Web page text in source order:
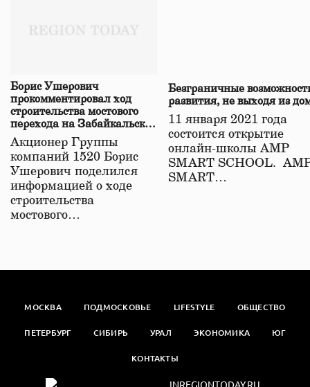
Борис Ушерович
прокомментировал ход
строительства мостового
перехода на Забайкальской
железной дороге
Акционер Группы
компаний 1520 Борис
Ушерович поделился
информацией о ходе
строительства
мостового…
Безграничные
развития, не выходя из
11 января 2021 года
состоится открытие
онлайн-школы АМР
SMART SCHOOL.
SMART…
МОСКВА ПОДМОСКОВЬЕ LIFESTYLE ОБЩЕСТВО
ПЕТЕРБУРГ СИБИРЬ УРАЛ ЭКОНОМИКА ЮГ
КОНТАКТЫ